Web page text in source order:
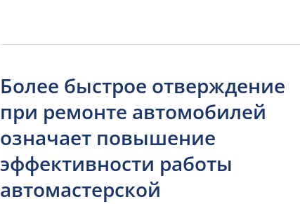
Более быстрое отверждение
при ремонте автомобилей
означает повышение
эффективности работы
автомастерской